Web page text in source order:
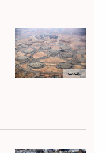
أ.ف.ب